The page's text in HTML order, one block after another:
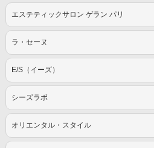
エステティックサロン ゲラン パリ
ラ・セーヌ
E/S（イーズ）
シーズラボ
オリエンタル・スタイル